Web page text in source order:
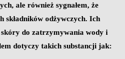
ale również sygnałem, że
składników odżywczych. Ich
skóry do zatrzymywania wody i
dotyczy takich substancji jak: